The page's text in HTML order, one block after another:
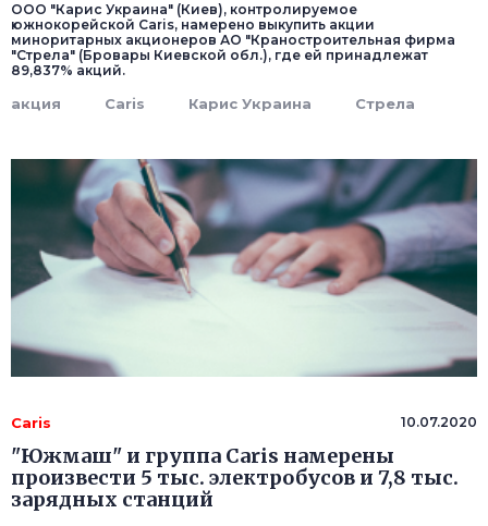
ООО "Карис Украина" (Киев), контролируемое
южнокорейской Caris, намерено выкупить акции
миноритарных акционеров АО "Краностроительная фирма
"Стрела" (Бровары Киевской обл.), где ей принадлежат
89,837% акций.
акция Caris Карис Украина Стрела
Caris 10.07.2020
"Южмаш" и группа Caris намерены
произвести 5 тыс. электробусов и 7,8 тыс.
зарядных станций